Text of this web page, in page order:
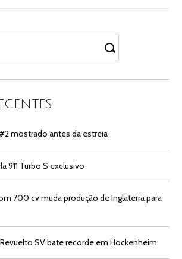
mostrado antes da estreia
911 Turbo S exclusivo
700 cv muda produção de Inglaterra para
SV bate recorde em Hockenheim